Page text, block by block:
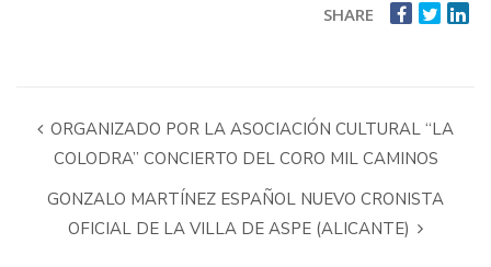
SHARE
ORGANIZADO POR LA ASOCIACIÓN CULTURAL “LA
COLODRA” CONCIERTO DEL CORO MIL CAMINOS
GONZALO MARTÍNEZ ESPAÑOL NUEVO CRONISTA
OFICIAL DE LA VILLA DE ASPE (ALICANTE)